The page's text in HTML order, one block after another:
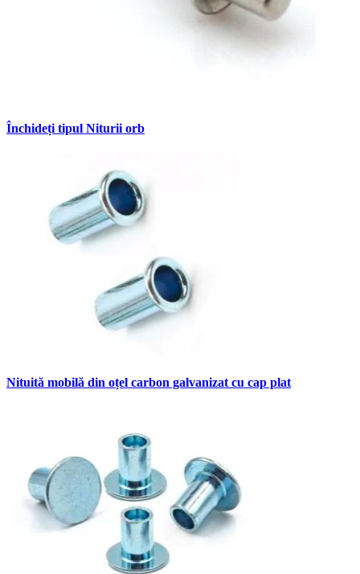
Închideți tipul Niturii orb
Nituită mobilă din oțel carbon galvanizat cu cap plat